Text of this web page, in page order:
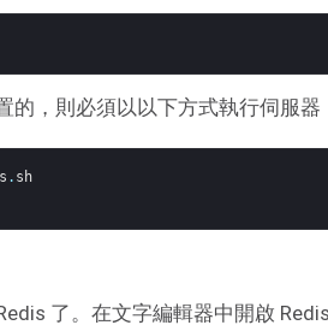
的，則必須以以下方式執行伺服器
. sh
了。在文字編輯器中開啟